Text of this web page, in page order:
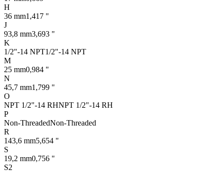
H
36 mm1,417 "
J
93,8 mm3,693 "
K
1/2"-14 NPT1/2"-14 NPT
M
25 mm0,984 "
N
45,7 mm1,799 "
O
NPT 1/2"-14 RHNPT 1/2"-14 RH
P
Non-ThreadedNon-Threaded
R
143,6 mm5,654 "
S
19,2 mm0,756 "
S2